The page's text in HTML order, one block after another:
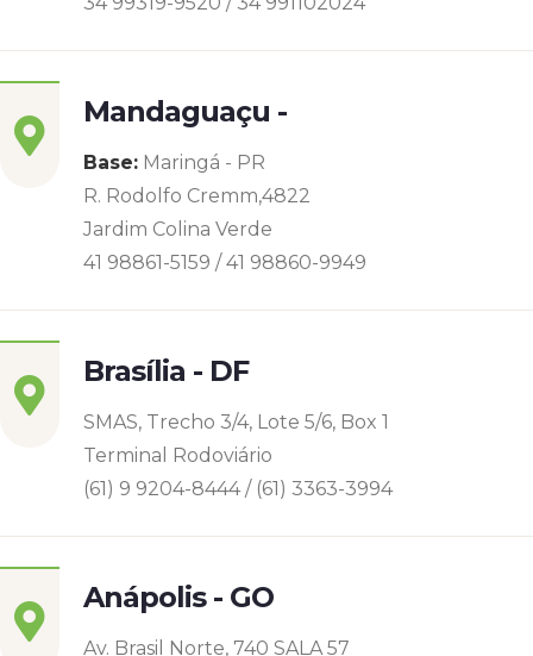
Mandaguaçu -
Base: Maringá - PR
R. Rodolfo Cremm,4822
Jardim Colina Verde
41 98861-5159 / 41 98860-9949
Brasília - DF
SMAS, Trecho 3/4, Lote 5/6, Box 1
Terminal Rodoviário
(61) 9 9204-8444 / (61) 3363-3994
Anápolis - GO
Av. Brasil Norte, 740 SALA 57